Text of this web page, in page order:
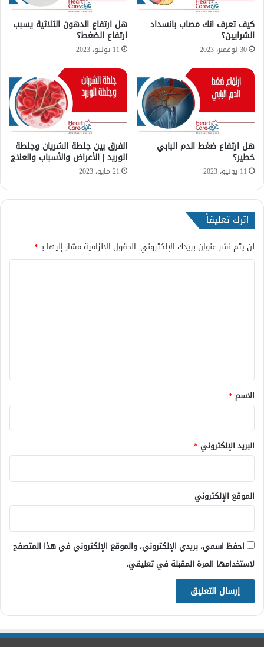
ا
ن
ا
ت
ي
ي
ه
ر
ف
ر
ا
ل
ق
د
و
ي
ل
ا
ج
ل
ط
ة
ل
ق
ب
كيف تعرف انك مصاب بانسداد
الشرايين؟
30 نوفمبر، 2023
هل ارتفاع الدهون الثلاثية يسبب
ارتفاع الضغط؟
11 يونيو، 2023
هل ارتفاع ضغط الدم البابي
خطير؟
11 يونيو، 2023
الفرق بين جلطة الشريان وجلطة
الوريد | الأعراض والأسباب والعلاج
21 مايو، 2023
اترك تعليقاً
لن يتم نشر عنوان بريدك الإلكتروني. الحقول الإلزامية مشار إليها بـ*
*
الاسم *
البريد الإلكتروني *
الموقع الإلكتروني
احفظ اسمي، بريدي الإلكتروني، والموقع الإلكتروني في هذا المتصفح
لاستخدامها المرة المقبلة في تعليقي.